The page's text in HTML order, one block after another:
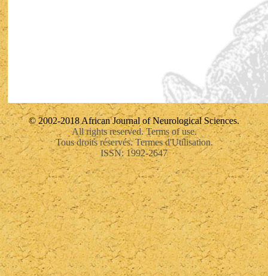
© 2002-2018 African Journal of Neurological Sciences.
All rights reserved. Terms of use.
Tous droits réservés. Termes d'Utilisation.
ISSN: 1992-2647